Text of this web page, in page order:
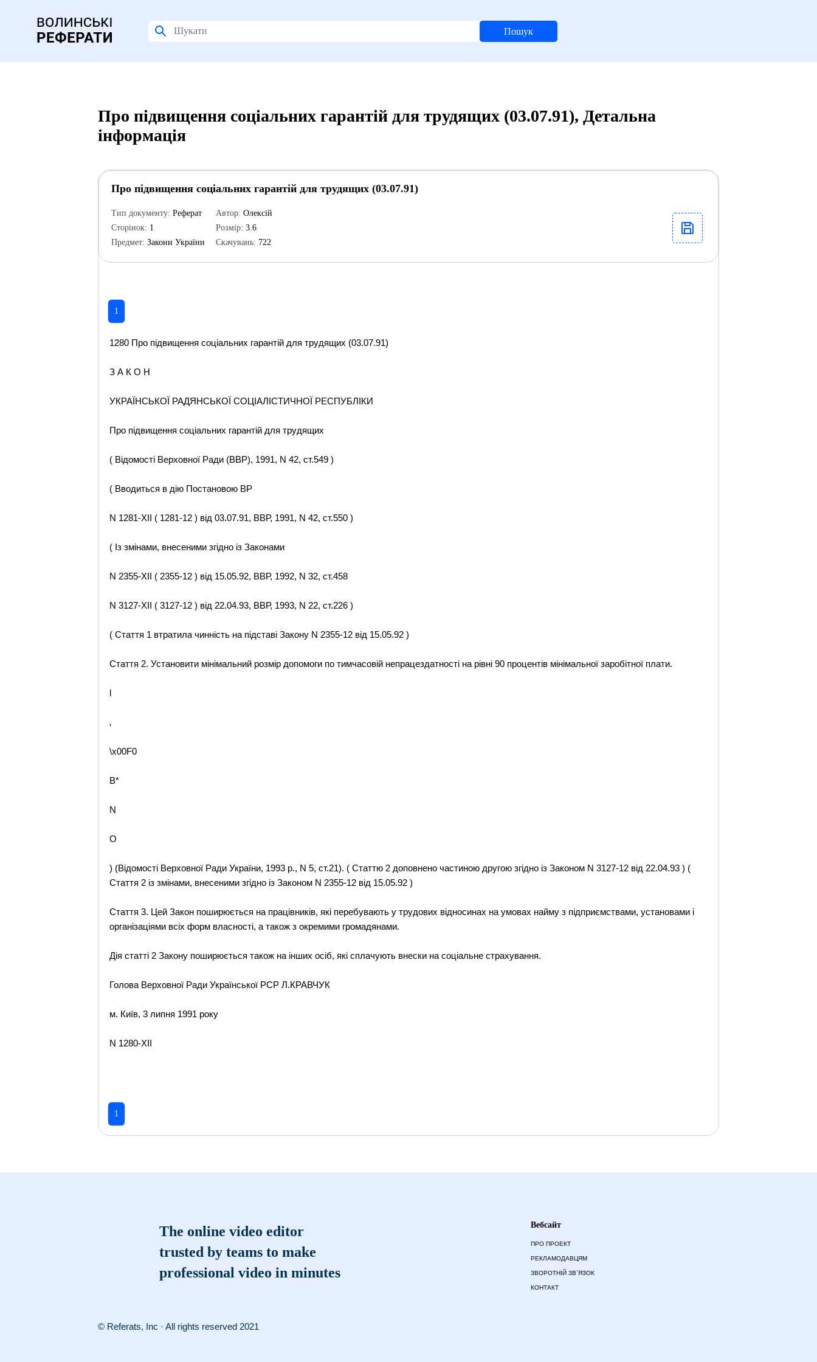
Пошук
Про підвищення соціальних гарантій для трудящих (03.07.91), Детальна
інформація
Про підвищення соціальних гарантій для трудящих (03.07.91)
Тип документу: Реферат
Сторінок: 1
Предмет: Закони України
Автор: Олексій
Розмір: 3.6
Скачувань: 722
1
1280 Про підвищення соціальних гарантій для трудящих (03.07.91)
З А К О Н
УКРАЇНСЬКОЇ РАДЯНСЬКОЇ СОЦІАЛІСТИЧНОЇ РЕСПУБЛІКИ
Про підвищення соціальних гарантій для трудящих
( Відомості Верховної Ради (ВВР), 1991, N 42, ст.549 )
( Вводиться в дію Постановою ВР
N 1281-XII ( 1281-12 ) від 03.07.91, ВВР, 1991, N 42, ст.550 )
( Із змінами, внесеними згідно із Законами
N 2355-XII ( 2355-12 ) від 15.05.92, ВВР, 1992, N 32, ст.458
N 3127-XII ( 3127-12 ) від 22.04.93, ВВР, 1993, N 22, ст.226 )
( Стаття 1 втратила чинність на підставі Закону N 2355-12 від 15.05.92 )
Стаття 2. Установити мінімальний розмір допомоги по тимчасовій непрацездатності на рівні 90 процентів мінімальної заробітної плати.
l
‚
\x00F0
B*
N
O
) (Відомості Верховної Ради України, 1993 р., N 5, ст.21). ( Статтю 2 доповнено частиною другою згідно із Законом N 3127-12 від 22.04.93 ) (
Стаття 2 із змінами, внесеними згідно із Законом N 2355-12 від 15.05.92 )
Стаття 3. Цей Закон поширюється на працівників, які перебувають у трудових відносинах на умовах найму з підприємствами, установами і
організаціями всіх форм власності, а також з окремими громадянами.
Дія статті 2 Закону поширюється також на інших осіб, які сплачують внески на соціальне страхування.
Голова Верховної Ради Української РСР Л.КРАВЧУК
м. Київ, 3 липня 1991 року
N 1280-XII
1
The online video editor
trusted by teams to make
professional video in minutes
Вебсайт
ПРО ПРОЕКТ
РЕКЛАМОДАВЦЯМ
ЗВОРОТНІЙ ЗВ`ЯЗОК
КОНТАКТ
© Referats, Inc · All rights reserved 2021